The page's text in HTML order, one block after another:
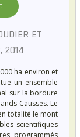
ET
2014
ha environ et
un ensemble
sur la bordure
Causses. Le
totalité le mont
scientifiques
programmés